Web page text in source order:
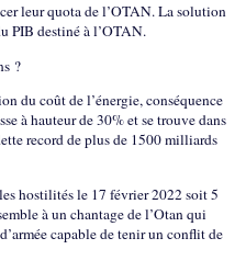
leur quota de l’OTAN. La solution
PIB destiné à l’OTAN.
?
du coût de l’énergie, conséquence
à hauteur de 30% et se trouve dans
record de plus de 1500 milliards
hostilités le 17 février 2022 soit 5
à un chantage de l’Otan qui
capable de tenir un conflit de